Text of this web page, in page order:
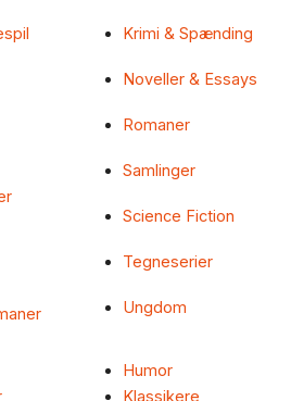
Krimi & Spænding
Noveller & Essays
Romaner
Samlinger
Science Fiction
Tegneserier
Ungdom
Humor
Klassikere